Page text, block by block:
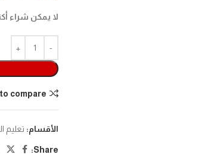
لا يمكن شراء أكثر من ٥ قطع أو ٢ بوكس في الطلب الواحد، لشراء
compare
الأقسام: تعليم
Share: